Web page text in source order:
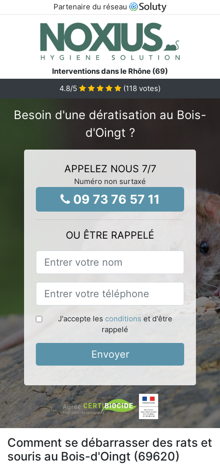
Partenaire du réseau
Interventions dans le Rhône (69)
4.8/5 (118 votes)
Besoin d'une dératisation au Bois-
d'Oingt ?
APPELEZ NOUS 7/7
Numéro non surtaxé
09 73 76 57 11
OU ÊTRE RAPPELÉ
J'accepte les conditions et d'être
rappelé
Envoyer
Comment se débarrasser des rats et
souris au Bois-d'Oingt (69620)